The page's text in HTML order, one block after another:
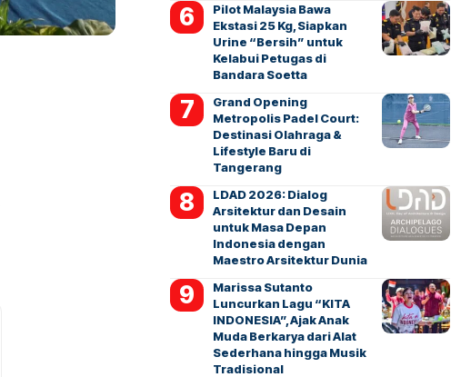
Pilot Malaysia Bawa
Ekstasi 25 Kg, Siapkan
Urine “Bersih” untuk
Kelabui Petugas di
Bandara Soetta
Grand Opening
Metropolis Padel Court:
Destinasi Olahraga &
Lifestyle Baru di
Tangerang
LDAD 2026: Dialog
Arsitektur dan Desain
untuk Masa Depan
Indonesia dengan
Maestro Arsitektur Dunia
Marissa Sutanto
Luncurkan Lagu “KITA
INDONESIA”, Ajak Anak
Muda Berkarya dari Alat
Sederhana hingga Musik
Tradisional